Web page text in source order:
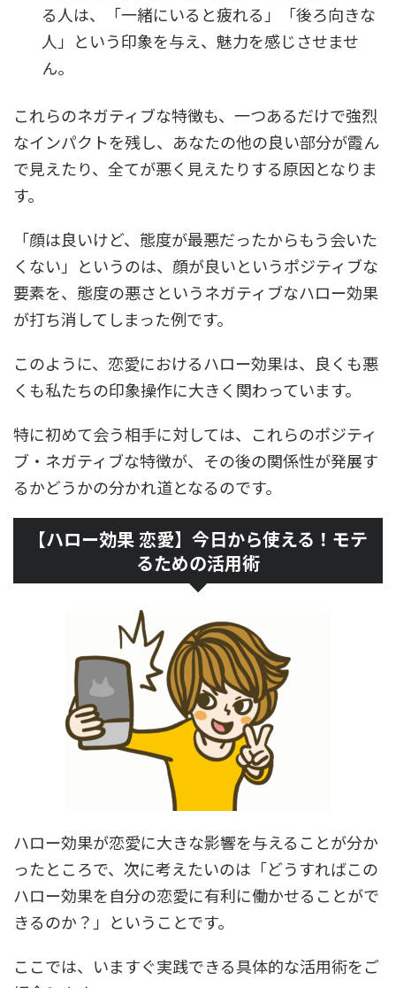
る人は、「一緒にいると疲れる」「後ろ向きな
人」という印象を与え、魅力を感じさせませ
ん。
これらのネガティブな特徴も、一つあるだけで強烈
なインパクトを残し、あなたの他の良い部分が霞ん
で見えたり、全てが悪く見えたりする原因となりま
す。
「顔は良いけど、態度が最悪だったからもう会いた
くない」というのは、顔が良いというポジティブな
要素を、態度の悪さというネガティブなハロー効果
が打ち消してしまった例です。
このように、恋愛におけるハロー効果は、良くも悪
くも私たちの印象操作に大きく関わっています。
特に初めて会う相手に対しては、これらのポジティ
ブ・ネガティブな特徴が、その後の関係性が発展す
るかどうかの分かれ道となるのです。
【ハロー効果 恋愛】今日から使える！モテ
るための活用術
ハロー効果が恋愛に大きな影響を与えることが分か
ったところで、次に考えたいのは「どうすればこの
ハロー効果を自分の恋愛に有利に働かせることがで
きるのか？」ということです。
ここでは、いますぐ実践できる具体的な活用術をご